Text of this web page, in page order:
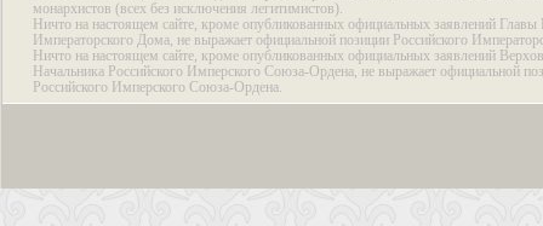
монархистов (всех без исключения легитимистов).
Ничто на настоящем сайте, кроме опубликованных официальных заявлений Главы
Императорского Дома, не выражает официальной позиции Российского
Ничто на настоящем сайте, кроме опубликованных официальных заявлений
Начальника Российского Имперского Союза-Ордена, не выражает официальной
Российского Имперского Союза-Ордена.